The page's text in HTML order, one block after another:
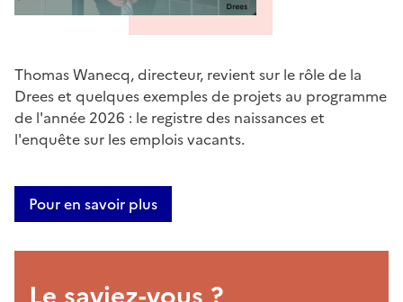
Thomas Wanecq, directeur, revient sur le rôle de la
Drees et quelques exemples de projets au programme
de l'année 2026 : le registre des naissances et
l'enquête sur les emplois vacants.
Pour en savoir plus